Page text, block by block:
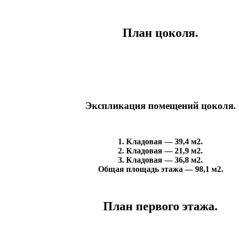
План цоколя.
Экспликация помещений цоколя.
1. Кладовая — 39,4 м2.
2. Кладовая — 21,9 м2.
3. Кладовая — 36,8 м2.
Общая площадь этажа — 98,1 м2.
План первого этажа.